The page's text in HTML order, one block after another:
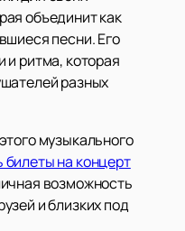
объединит как
песни. Его
и ритма, которая
разных
музыкального
билеты на концерт
возможность
и близких под